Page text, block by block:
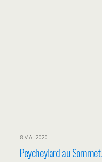
8 MAI 2020
Peycheylard au Sommet.